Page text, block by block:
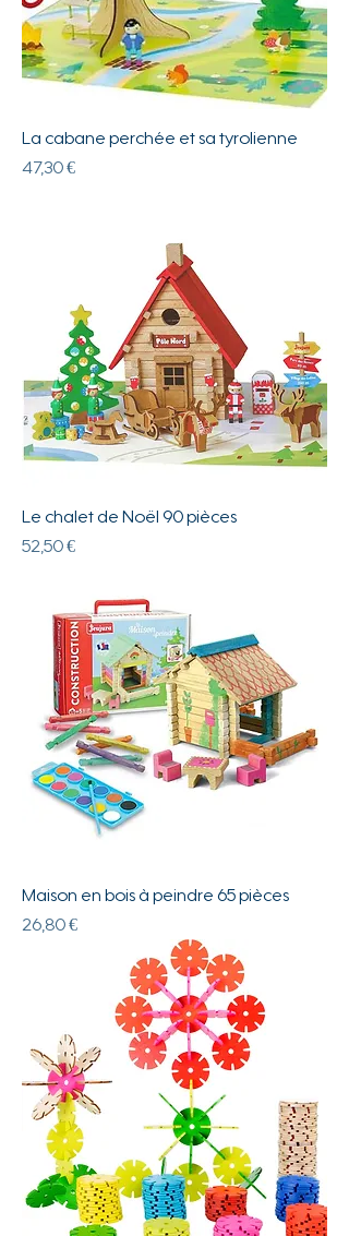
La cabane perchée et sa tyrolienne
Prix
47,30 €
Le chalet de Noël 90 pièces
Prix
52,50 €
Maison en bois à peindre 65 pièces
Prix
26,80 €